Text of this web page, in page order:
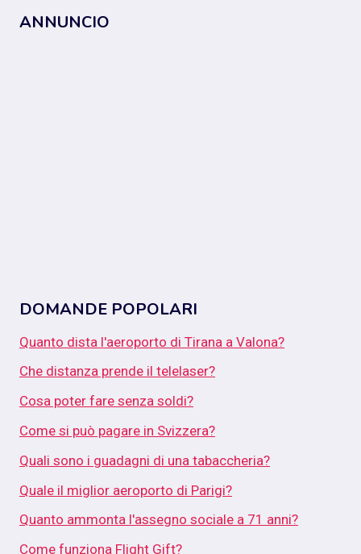
ANNUNCIO
DOMANDE POPOLARI
Quanto dista l'aeroporto di Tirana a Valona?
Che distanza prende il telelaser?
Cosa poter fare senza soldi?
Come si può pagare in Svizzera?
Quali sono i guadagni di una tabaccheria?
Quale il miglior aeroporto di Parigi?
Quanto ammonta l'assegno sociale a 71 anni?
Come funziona Flight Gift?